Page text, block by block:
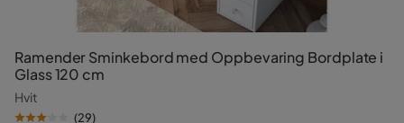
Ramender Sminkebord med Oppbevaring Bordplate i
Glass 120 cm
Hvit
(29)